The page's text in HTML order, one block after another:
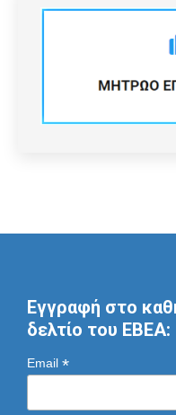
Εγγραφή στο
δελτίο του ΕΒΕΑ:
Email *